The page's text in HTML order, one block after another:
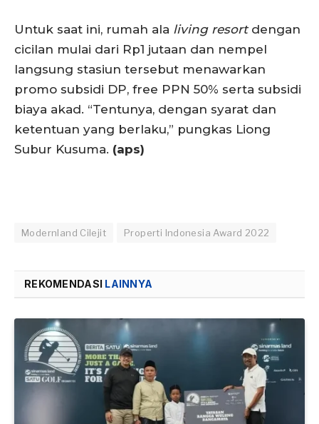
Untuk saat ini, rumah ala living resortdengan
cicilan mulai dari Rp1 jutaan dan nempel
langsung stasiun tersebut menawarkan
promo subsidi DP, free PPN 50% serta subsidi
biaya akad. “Tentunya, dengan syarat dan
ketentuan yang berlaku,” pungkas Liong
Subur Kusuma. (aps)
Modernland Cilejit Properti Indonesia Award 2022
REKOMENDASI LAINNYA